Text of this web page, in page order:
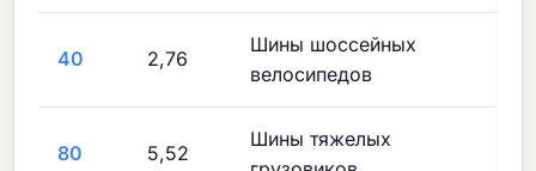
40 2,76
Шины шоссейных
велосипедов
80 5,52
Шины тяжелых